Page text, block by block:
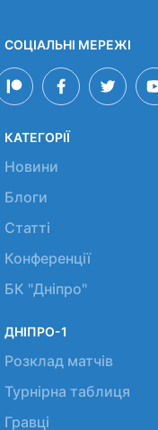
СОЦІАЛЬНІ МЕРЕЖІ
КАТЕГОРІЇ
Новини
Блоги
Статті
Конференції
БК "Дніпро"
ДНІПРО-1
Розклад матчів
Турнірна таблиця
Гравці